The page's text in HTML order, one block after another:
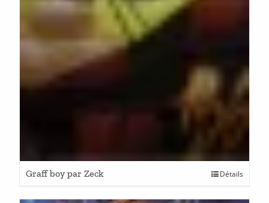
Graff boy par Zeck Détails